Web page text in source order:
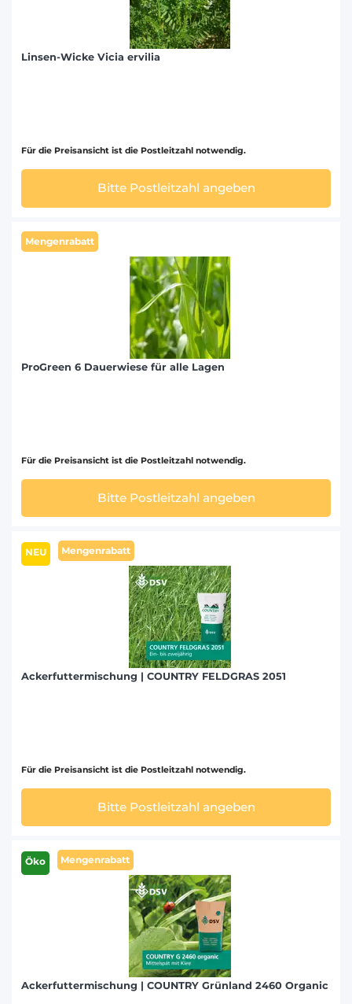
Linsen-Wicke Vicia ervilia
Für die Preisansicht ist die Postleitzahl notwendig.
Bitte Postleitzahl angeben
Mengenrabatt
ProGreen 6 Dauerwiese für alle Lagen
Für die Preisansicht ist die Postleitzahl notwendig.
Bitte Postleitzahl angeben
NEU Mengenrabatt
Ackerfuttermischung | COUNTRY FELDGRAS 2051
Für die Preisansicht ist die Postleitzahl notwendig.
Bitte Postleitzahl angeben
Öko Mengenrabatt
Ackerfuttermischung | COUNTRY Grünland 2460 Organic